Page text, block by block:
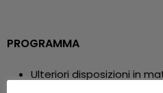
PROGRAMMA
Ulteriori disposizioni in